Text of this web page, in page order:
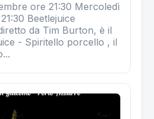
ore 21:30 Mercoledì
Beetlejuice
da Tim Burton, è il
- Spiritello porcello , il